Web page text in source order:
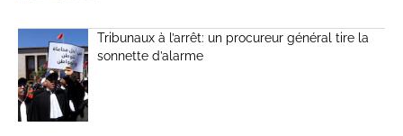
Tribunaux à l’arrêt: un procureur général tire la
sonnette d’alarme